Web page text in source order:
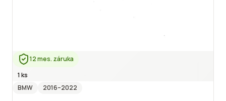
12 mes. záruka
1 ks
BMW
2016–2022